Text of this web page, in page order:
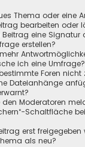
Thema oder eine
bearbeiten oder
eine Signatur
erstellen?
ich eine Umfrage?
Foren nicht
Dateianhänge
Moderatoren
Schaltfläche
erst freigegeben
als neu?